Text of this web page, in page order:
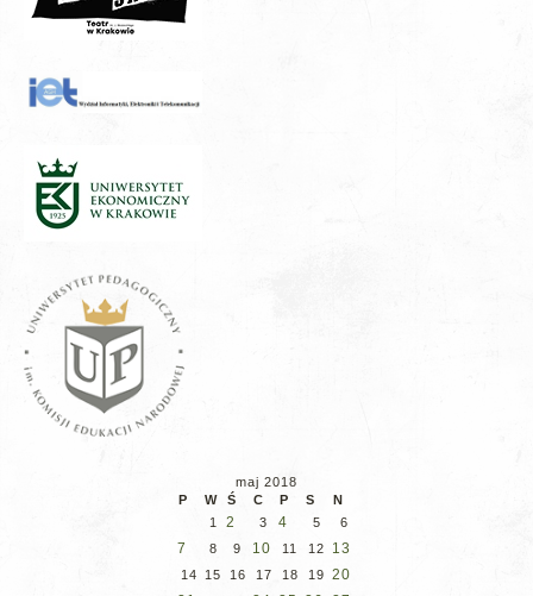
maj 2018
P
W Ś C P S
N
1
2 3 4 5 6
7 8 9 10 11 12 13
14 15 16 17 18 19 20